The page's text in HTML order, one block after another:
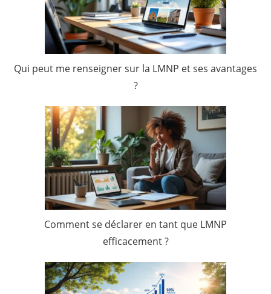
Qui peut me renseigner sur la LMNP et ses avantages
?
Comment se déclarer en tant que LMNP
efficacement ?